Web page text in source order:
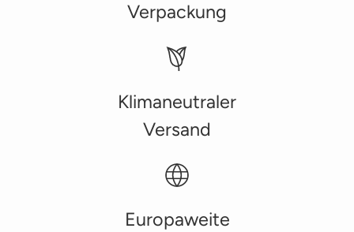
Verpackung
Klimaneutraler
Versand
Europaweite